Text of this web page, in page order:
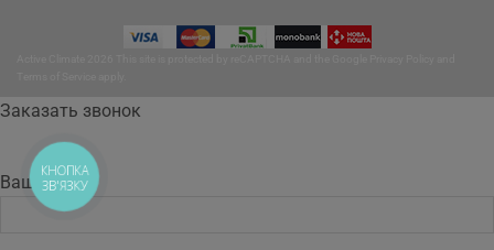
Заказать звонок
Ваше имя
КНОПКА
ЗВ'ЯЗКУ